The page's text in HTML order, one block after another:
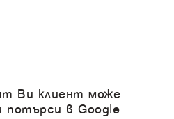
Ви клиент може
потърси в Google